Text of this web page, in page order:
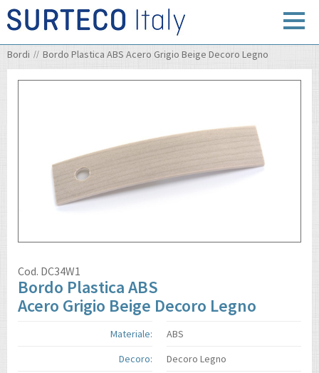
Bordi Bordo Plastica ABS Acero Grigio Beige Decoro Legno
Cod. DC34W1
Bordo Plastica ABS
Acero Grigio Beige Decoro Legno
Materiale:
Decoro:
ABS
Decoro Legno